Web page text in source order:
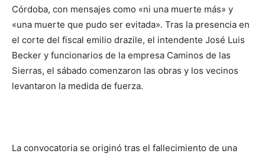
Córdoba, con mensajes como «ni una muerte más» y
«una muerte que pudo ser evitada». Tras la presencia en
el corte del fiscal emilio drazile, el intendente José Luis
Becker y funcionarios de la empresa Caminos de las
Sierras, el sábado comenzaron las obras y los vecinos
levantaron la medida de fuerza.
La convocatoria se originó tras el fallecimiento de una